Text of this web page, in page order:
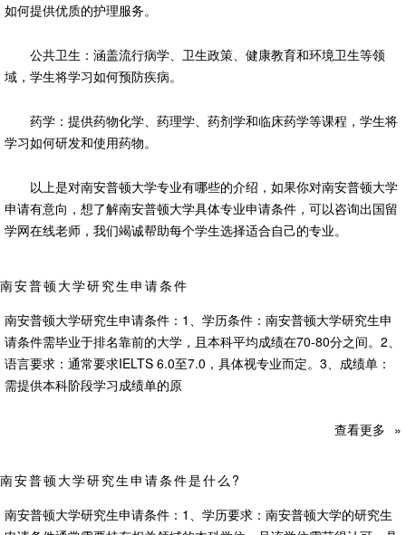
如何提供优质的护理服务。
公共卫生：涵盖流行病学、卫生政策、健康教育和环境卫生等领
域，学生将学习如何预防疾病。
药学：提供药物化学、药理学、药剂学和临床药学等课程，学生将
学习如何研发和使用药物。
以上是对南安普顿大学专业有哪些的介绍，如果你对南安普顿大学
申请有意向，想了解南安普顿大学具体专业申请条件，可以咨询出国留
学网在线老师，我们竭诚帮助每个学生选择适合自己的专业。
南安普顿大学研究生申请条件
南安普顿大学研究生申请条件：1、学历条件：南安普顿大学研究生申
请条件需毕业于排名靠前的大学，且本科平均成绩在70-80分之间。2、
语言要求：通常要求IELTS 6.0至7.0，具体视专业而定。3、成绩单：
需提供本科阶段学习成绩单的原
查看更多 »
南安普顿大学研究生申请条件是什么?
南安普顿大学研究生申请条件：1、学历要求：南安普顿大学的研究生